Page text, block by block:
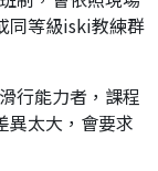
同等級iski教練群
行能力者，課程
異太大，會要求